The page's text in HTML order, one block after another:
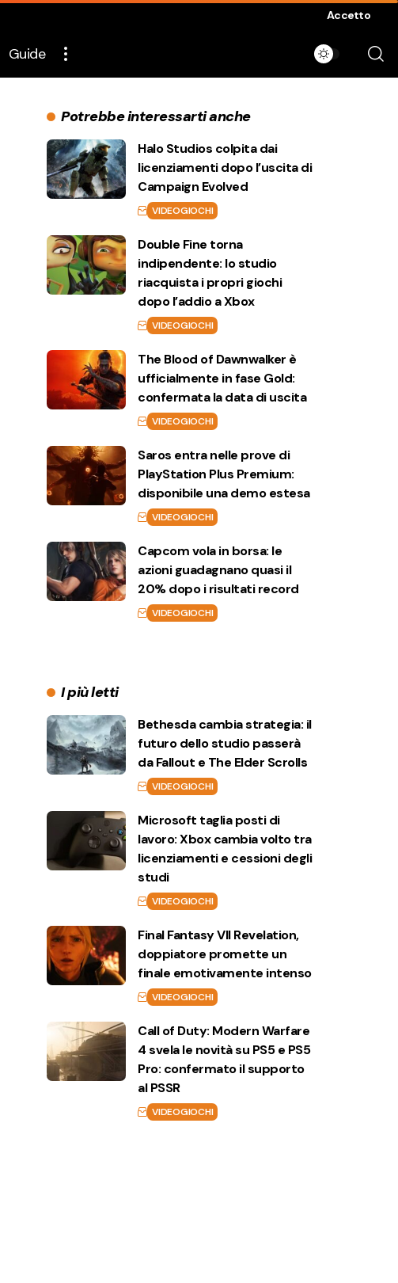
Accetto
Guide
Potrebbe interessarti anche
Halo Studios colpita dai
licenziamenti dopo l’uscita di
Campaign Evolved
VIDEOGIOCHI
Double Fine torna
indipendente: lo studio
riacquista i propri giochi
dopo l’addio a Xbox
VIDEOGIOCHI
The Blood of Dawnwalker è
ufficialmente in fase Gold:
confermata la data di uscita
VIDEOGIOCHI
Saros entra nelle prove di
PlayStation Plus Premium:
disponibile una demo estesa
VIDEOGIOCHI
Capcom vola in borsa: le
azioni guadagnano quasi il
20% dopo i risultati record
VIDEOGIOCHI
I più letti
Bethesda cambia strategia: il
futuro dello studio passerà
da Fallout e The Elder Scrolls
VIDEOGIOCHI
Microsoft taglia posti di
lavoro: Xbox cambia volto tra
licenziamenti e cessioni degli
studi
VIDEOGIOCHI
Final Fantasy VII Revelation,
doppiatore promette un
finale emotivamente intenso
VIDEOGIOCHI
Call of Duty: Modern Warfare
4 svela le novità su PS5 e PS5
Pro: confermato il supporto
al PSSR
VIDEOGIOCHI